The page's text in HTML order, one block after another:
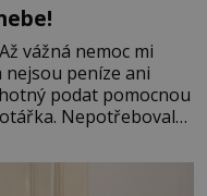
vážná nemoc mi
peníze ani
podat pomocnou
Nepotřebovala
po studiích jsem